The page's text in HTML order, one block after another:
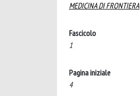
MEDICINA DI FRONTIERA
Fascicolo
1
Pagina iniziale
4